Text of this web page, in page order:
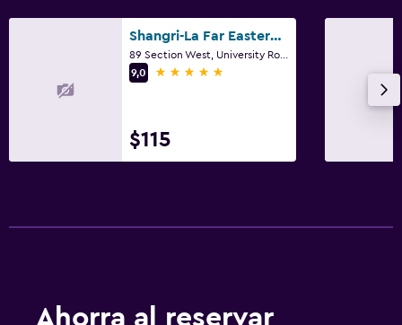
Shangri-La Far Eastern Tainan
9,0
5 estrellas
$115
Ahorra al reservar